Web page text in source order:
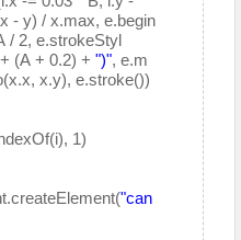
- y) / x.max, e.begin
/ 2, e.strokeStyl
+ (A + 0.2) +")", e.m
x.y), e.stroke())
1)
"can